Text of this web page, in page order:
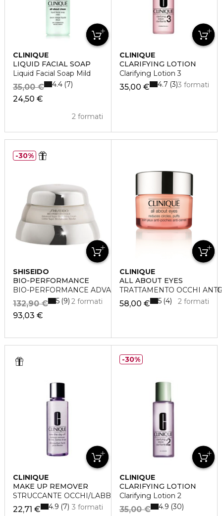
CLINIQUE
LIQUID FACIAL SOAP
Liquid Facial Soap Mild
24,50 €
35,00 €
2 formati
4.4 7
CLINIQUE
CLARIFYING LOTION
Clarifying Lotion 3
35,00 € 3 formati
4.7 3
SHISEIDO
BIO-PERFORMANCE
BIO-PERFORMANCE ADVANCED SUPER REVITALIZING
93,03 €
132,90 € 2 formati
5 9
30%
CLINIQUE
ALL ABOUT EYES
TRATTAMENTO OCCHI
58,00 € 2 formati
5 4
CLINIQUE
MAKE UP REMOVER
STRUCCANTE OCCHI/LABBRA TAKE THE DAY OFF
22,71 € 3 formati
4.9 7
CLINIQUE
CLARIFYING LOTION
Clarifying Lotion 2
35,00 € 4.9 30
30%